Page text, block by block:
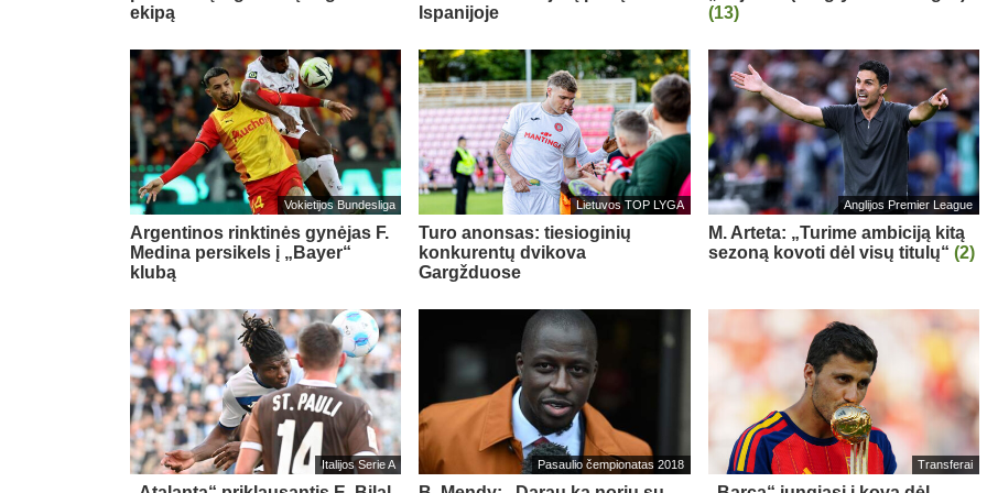
ekipą
Ispanijoje
(13)
Vokietijos Bundesliga
Argentinos rinktinės gynėjas F.
Medina persikels į „Bayer“
klubą
Lietuvos TOP LYGA
Turo anonsas: tiesioginių
konkurentų dvikova
Gargžduose
Anglijos Premier League
M. Arteta: „Turime ambiciją kitą
sezoną kovoti dėl visų titulų“ (2)
Italijos Serie A Pasaulio čempionatas 2018 Transferai